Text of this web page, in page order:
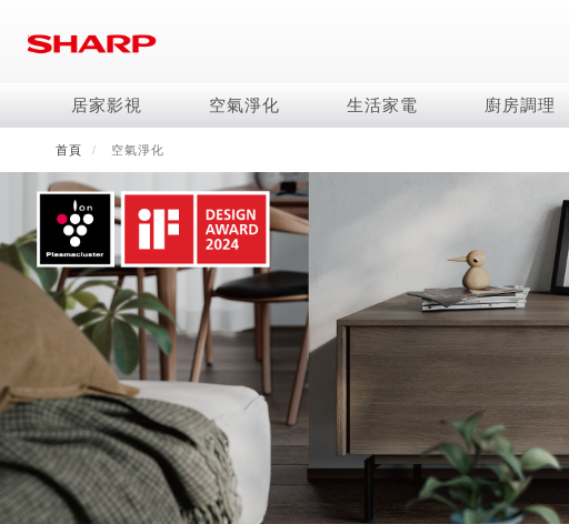
居家影視 空氣淨化 生活家電 廚房調理
電視/顯示器系列
AQUOS 8K
AQUOS XLED
AQUOS QLED
AQUOS 4K UHD
AQUOS 2K FHD
影音週邊
空氣淨化系列
Purefit空氣美學機
AIoT智慧空氣清淨機
水活力空氣清淨機
空氣清淨機
自動除菌離子產生器
冷暖空調系列
故障代碼查詢
電風扇系列
DC直流馬達立扇
3D清淨循環扇
涼暖離子扇
暖風系列
多功能暖烘機
冰箱系列
冷凍庫
六門
五門(左右開)
四門
三門
技術
無孔槽洗衣機
左右開冰箱
無線吸塵器
水波爐
AIoT智慧水波爐
水波爐
烹飪
超淨系列淨水器
淨水器濾芯
FAQ
iBarista 智慧咖啡機
零水鍋
照明系列
LED吸頂燈
鞋體保養系列
美容保濕
水活力美容保濕器
美髮造型
商用解決方案
商用顯示器
商用投影機
觸控式電子白板
拼接電視牆
DirectView LED
首頁 空氣淨化